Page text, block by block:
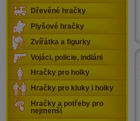
Dřevěné hračky
Plyšové hračky
Zvířátka a figurky
Vojáci, policie, indiáni
Hračky pro holky
Hračky pro kluky i holky
Hračky a potřeby pro
nejmenší